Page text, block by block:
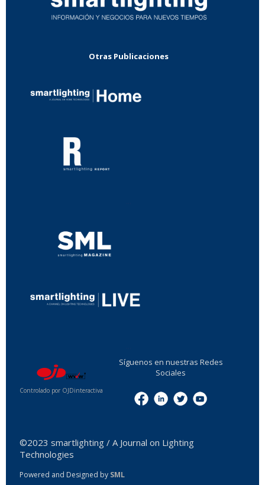
Otras Publicaciones
Controlado por OJDinteractiva
Síguenos en nuestras Redes
Sociales
©2023 smartlighting / A Journal on Lighting
Technologies
Powered and Designed by SML